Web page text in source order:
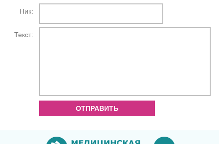
Ник:
Текст:
ОТПРАВИТЬ